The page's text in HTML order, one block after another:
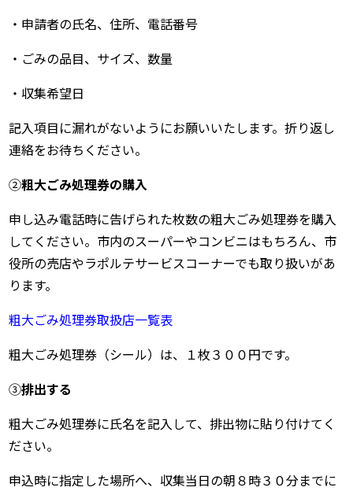
・申請者の氏名、住所、電話番号
・ごみの品目、サイズ、数量
・収集希望日
記入項目に漏れがないようにお願いいたします。折り返し
連絡をお待ちください。
②粗大ごみ処理券の購入
申し込み電話時に告げられた枚数の粗大ごみ処理券を購入
してください。市内のスーパーやコンビニはもちろん、市
役所の売店やラポルテサービスコーナーでも取り扱いがあ
ります。
粗大ごみ処理券取扱店一覧表
粗大ごみ処理券（シール）は、１枚３００円です。
③排出する
粗大ごみ処理券に氏名を記入して、排出物に貼り付けてく
ださい。
申込時に指定した場所へ、収集当日の朝８時３０分までに